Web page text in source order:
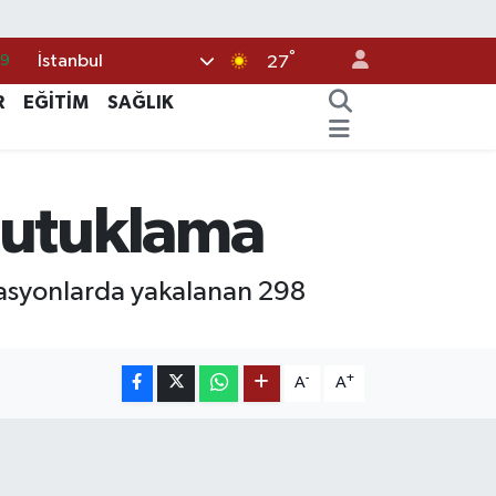
İstanbul 27°
EĞİTİM
SAĞLIK
yakalanan 298
A- A+